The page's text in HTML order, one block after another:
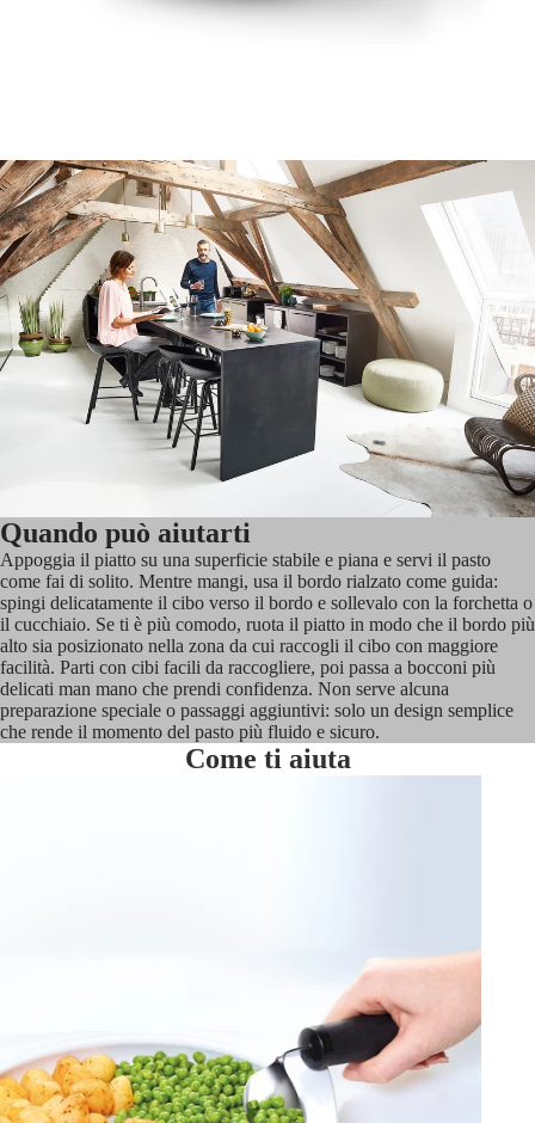
Quando può aiutarti
Appoggia il piatto su una superficie stabile e piana e servi il pasto
come fai di solito. Mentre mangi, usa il bordo rialzato come guida:
spingi delicatamente il cibo verso il bordo e sollevalo con la forchetta o
il cucchiaio. Se ti è più comodo, ruota il piatto in modo che il bordo più
alto sia posizionato nella zona da cui raccogli il cibo con maggiore
facilità. Parti con cibi facili da raccogliere, poi passa a bocconi più
delicati man mano che prendi confidenza. Non serve alcuna
preparazione speciale o passaggi aggiuntivi: solo un design semplice
che rende il momento del pasto più fluido e sicuro.
Come ti aiuta